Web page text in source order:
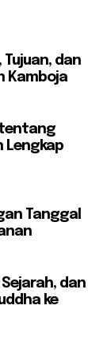
dan
Kamboja
tentang
Lengkap
Tanggal
dan
ke